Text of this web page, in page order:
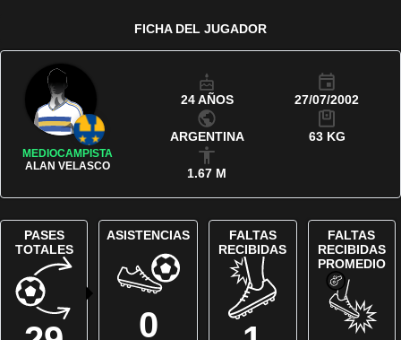
FICHA DEL JUGADOR
MEDIOCAMPISTA
ALAN VELASCO
24 AÑOS 27/07/2002
ARGENTINA 63 KG
1.67 M
PASES
TOTALES
ASISTENCIAS
0
FALTAS
RECIBIDAS
FALTAS
RECIBIDAS
PROMEDIO